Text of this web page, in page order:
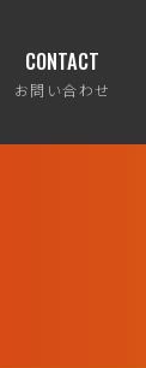
CONTACT
お問い合わせ